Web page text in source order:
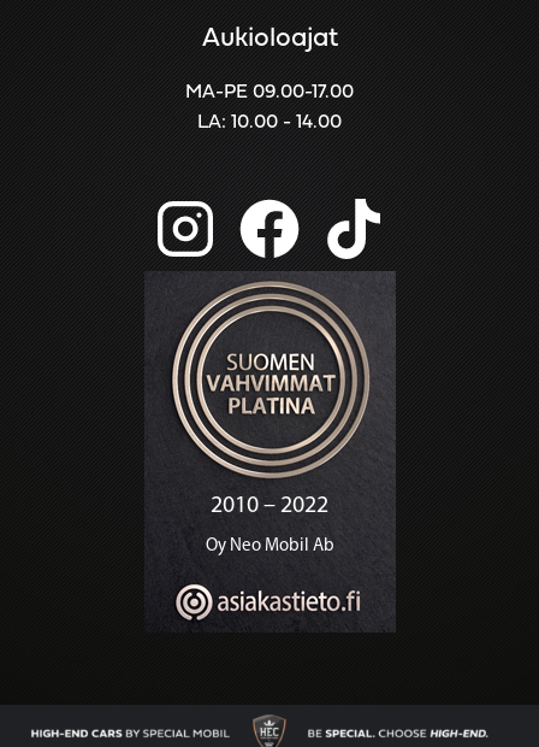
Aukioloajat
MA-PE 09.00-17.00
LA: 10.00 - 14.00